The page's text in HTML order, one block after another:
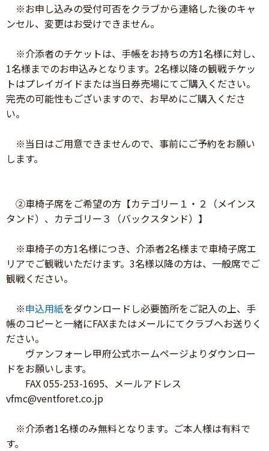
※お申し込みの受付可否をクラブから連絡した後のキャ
ンセル、変更はお受けできません。
※介添者のチケットは、手帳をお持ちの方1名様に対し、
1名様までのお申込みとなります。2名様以降の観戦チケッ
トはプレイガイドまたは当日券売場にてご購入ください。
完売の可能性もございますので、お早めにご購入くださ
い。
※当日はご用意できませんので、事前にご予約をお願い
します。
②車椅子席をご希望の方【カテゴリー１・２（メインス
タンド）、カテゴリー３（バックスタンド）】
※車椅子の方1名様につき、介添者2名様まで車椅子席エ
リアでご観戦いただけます。3名様以降の方は、一般席でご
観戦ください。
※申込用紙をダウンロードし必要箇所をご記入の上、手
帳のコピーと一緒にFAXまたはメールにてクラブへお送りく
ださい。
ヴァンフォーレ甲府公式ホームページよりダウンロー
ドをお願いします。
FAX 055-253-1695、メールアドレス
vfmc@ventforet.co.jp
※介添者1名様のみ無料となります。ご本人様は有料で
す。